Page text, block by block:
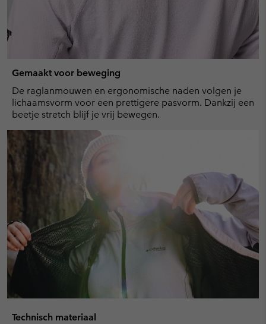
Gemaakt voor beweging
De raglanmouwen en ergonomische naden volgen je
lichaamsvorm voor een prettigere pasvorm. Dankzij een
beetje stretch blijf je vrij bewegen.
Technisch materiaal